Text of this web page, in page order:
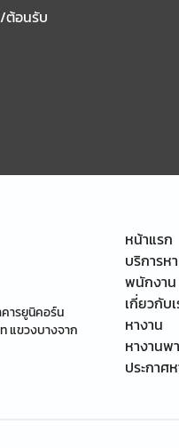
ต้อนรับ
คารยูนิคอร์น
แขวงบางจาก
หน้าแรก
บริการห
พนักงาน
เกี่ยวกับเ
หางาน
หางานพ
ประกาศ